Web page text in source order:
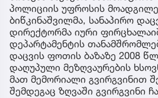
პოლიციის უფროსის
ბიწკინაშვილმა, სანაპირო
დირექტორმა იური
დეპარტამენტის
დაცვის ფოთის ბაზაზე 2008
დაღუპული მეზღვაურების
მათ მემორიალი გვირგვინით
შემდეგაც ზღვაში გვირგვინი